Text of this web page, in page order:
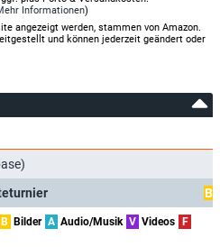
Informationen)
angezeigt werden, stammen von Amazon.
und können jederzeit geändert oder
B
B Bilder A Audio/Musik V Videos
F